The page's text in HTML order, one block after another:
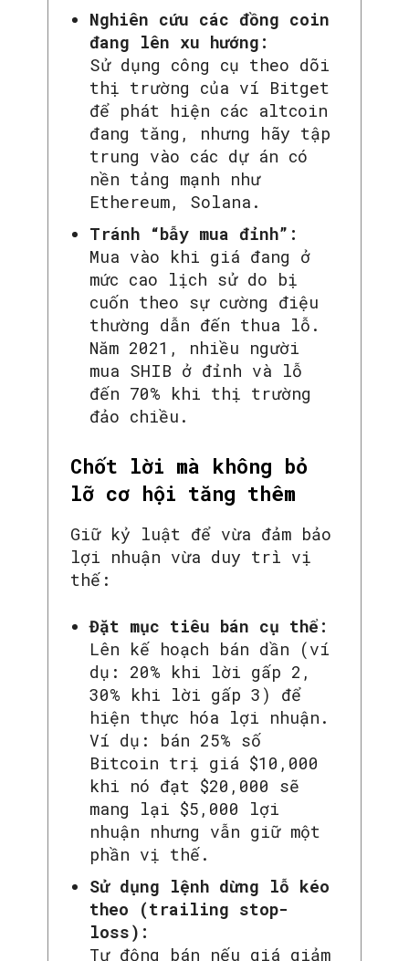
Nghiên cứu các đồng coin
đang lên xu hướng:
Sử dụng công cụ theo dõi
thị trường của ví Bitget
để phát hiện các altcoin
đang tăng, nhưng hãy tập
trung vào các dự án có
nền tảng mạnh như
Ethereum, Solana.
Tránh “bẫy mua đỉnh”:
Mua vào khi giá đang ở
mức cao lịch sử do bị
cuốn theo sự cường điệu
thường dẫn đến thua lỗ.
Năm 2021, nhiều người
mua SHIB ở đỉnh và lỗ
đến 70% khi thị trường
đảo chiều.
Chốt lời mà không bỏ
lỡ cơ hội tăng thêm
Giữ kỷ luật để vừa đảm bảo
lợi nhuận vừa duy trì vị
thế:
Đặt mục tiêu bán cụ thể:
Lên kế hoạch bán dần (ví
dụ: 20% khi lời gấp 2,
30% khi lời gấp 3) để
hiện thực hóa lợi nhuận.
Ví dụ: bán 25% số
Bitcoin trị giá $10,000
khi nó đạt $20,000 sẽ
mang lại $5,000 lợi
nhuận nhưng vẫn giữ một
phần vị thế.
Sử dụng lệnh dừng lỗ kéo
theo (trailing stop-
loss):
Tự động bán nếu giá giảm